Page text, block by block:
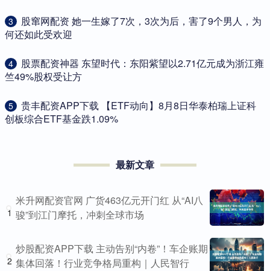
3
​股窜网配资 她一生嫁了7次，3次为后，害了9个男人，为
何还如此受欢迎
4
​股票配资神器 东望时代：东阳紫望以2.71亿元成为浙江雍
竺49%股权受让方
5
​贵丰配资APP下载 【ETF动向】8月8日华泰柏瑞上证科
创板综合ETF基金跌1.09%
最新文章
1
米升网配资官网 广货463亿元开门红 从“AI八
骏”到江门摩托，冲刺全球市场
2
炒股配资APP下载 主动告别“内卷”！车企账期
集体回落！行业竞争格局重构｜人民智行